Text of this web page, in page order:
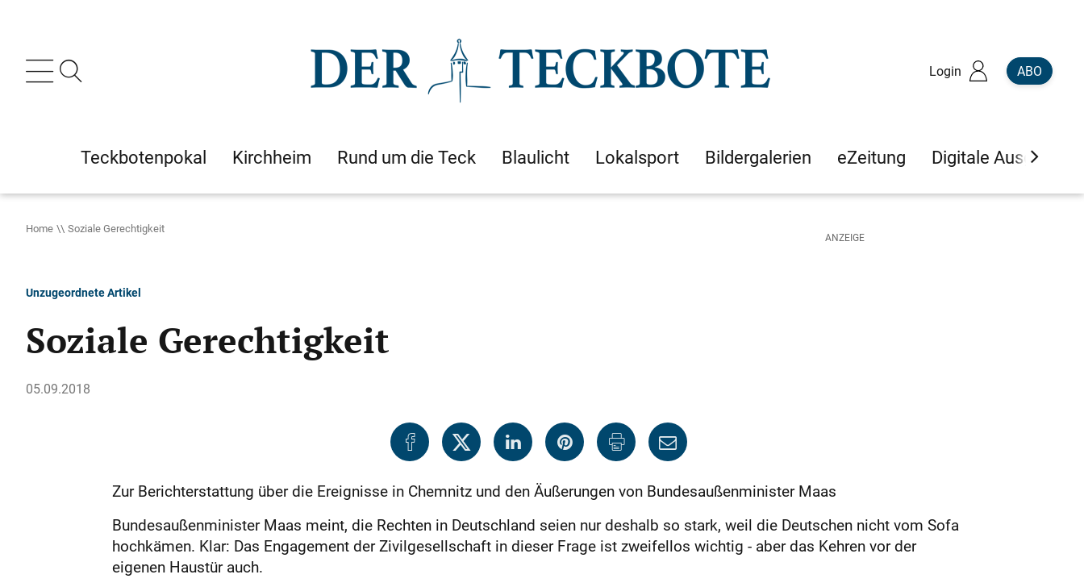
Login ABO
Teckbotenpokal Kirchheim Rund um die Teck Blaulicht Lokalsport Bildergalerien eZeitung Digitale Ausgaben
Home Soziale Gerechtigkeit
Unzugeordnete Artikel
Soziale Gerechtigkeit
05.09.2018
Zur Berichterstattung über die Ereignisse in Chemnitz und den Äußerungen von Bundesaußenminister Maas
Bundesaußenminister Maas meint, die Rechten in Deutschland seien nur deshalb so stark, weil die Deutschen nicht vom Sofa
hochkämen. Klar: Das Engagement der Zivilgesellschaft in dieser Frage ist zweifellos wichtig - aber das Kehren vor der
eigenen Haustür auch.